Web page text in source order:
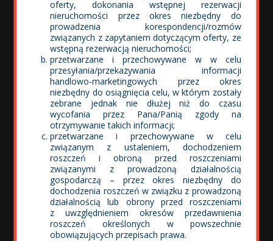
oferty, dokonania wstępnej rezerwacji
nieruchomości przez okres niezbędny do
prowadzenia korespondencji/rozmów
związanych z zapytaniem dotyczącym oferty, ze
wstępną rezerwacją nieruchomości;
przetwarzane i przechowywane w w celu
przesyłania/przekazywania informacji
handlowo-marketingowych przez okres
niezbędny do osiągnięcia celu, w którym zostały
zebrane jednak nie dłużej niż do czasu
wycofania przez Pana/Panią zgody na
otrzymywanie takich informacji;
przetwarzane i przechowywane w celu
związanym z ustaleniem, dochodzeniem
roszczeń i obroną przed roszczeniami
związanymi z prowadzoną działalnością
gospodarczą – przez okres niezbędny do
dochodzenia roszczeń w związku z prowadzoną
działalnością lub obrony przed roszczeniami
z uwzględnieniem okresów przedawnienia
roszczeń określonych w powszechnie
obowiązujących przepisach prawa.
I miejsce – Adam Kępa
„Dziecięce emocje podczas gry”